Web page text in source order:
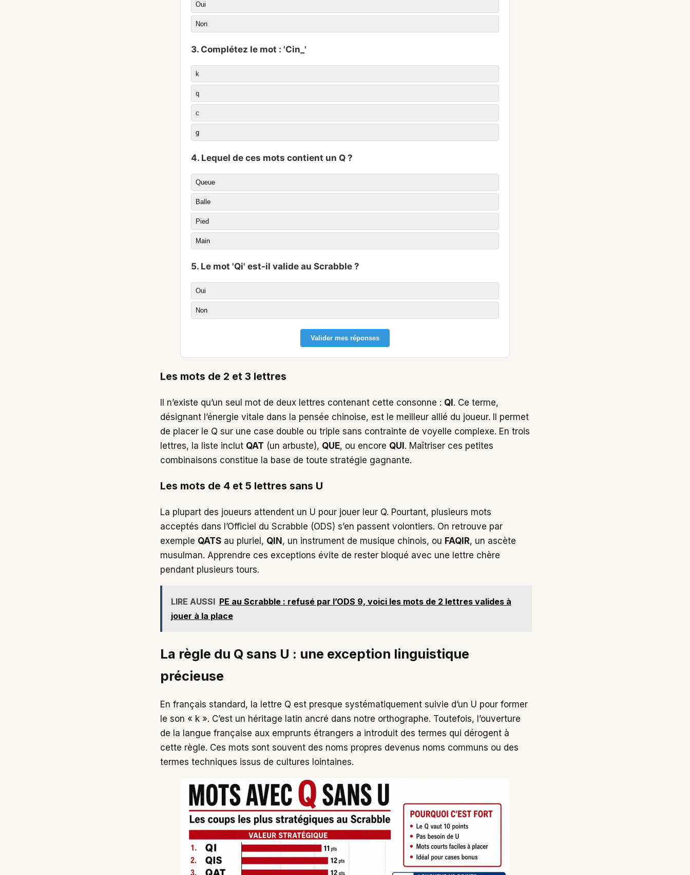
Oui
Non
3. Complétez le mot : 'Cin_'
k
q
c
g
4. Lequel de ces mots contient un Q ?
Queue
Balle
Pied
Main
5. Le mot 'Qi' est-il valide au Scrabble ?
Oui
Non
Valider mes réponses
Les mots de 2 et 3 lettres
Il n’existe qu’un seul mot de deux lettres contenant cette consonne : QI . Ce terme,
désignant l’énergie vitale dans la pensée chinoise, est le meilleur allié du joueur. Il permet
de placer le Q sur une case double ou triple sans contrainte de voyelle complexe. En trois
lettres, la liste inclut QAT (un arbuste), QUE, ou encore QUI . Maîtriser ces petites
combinaisons constitue la base de toute stratégie gagnante.
Les mots de 4 et 5 lettres sans U
La plupart des joueurs attendent un U pour jouer leur Q. Pourtant, plusieurs mots
acceptés dans l’Officiel du Scrabble (ODS) s’en passent volontiers. On retrouve par
exemple QATS au pluriel, QIN , un instrument de musique chinois, ou FAQIR, un ascète
musulman. Apprendre ces exceptions évite de rester bloqué avec une lettre chère
pendant plusieurs tours.
LIRE AUSSI PE au Scrabble : refusé par l’ODS 9, voici les mots de 2 lettres valides à
jouer à la place
La règle du Q sans U : une exception linguistique
précieuse
En français standard, la lettre Q est presque systématiquement suivie d’un U pour former
le son « k ». C’est un héritage latin ancré dans notre orthographe. Toutefois, l’ouverture
de la langue française aux emprunts étrangers a introduit des termes qui dérogent à
cette règle. Ces mots sont souvent des noms propres devenus noms communs ou des
termes techniques issus de cultures lointaines.